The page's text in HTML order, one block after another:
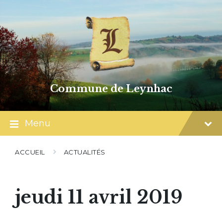
content
main
navigation
footer
Commune de Leynhac
Menu
ACCUEIL ACTUALITÉS
jeudi 11 avril 2019